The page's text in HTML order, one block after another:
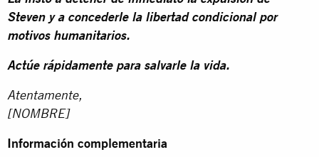
Steven y a concederle la libertad condicional por
motivos humanitarios.
Actúe rápidamente para salvarle la vida.
Atentamente,
[NOMBRE]
Información complementaria